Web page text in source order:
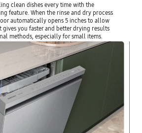
clean dishes every time with the
feature. When the rinse and dry process
automatically opens 5 inches to allow
gives you faster and better drying results
methods, especially for small items.